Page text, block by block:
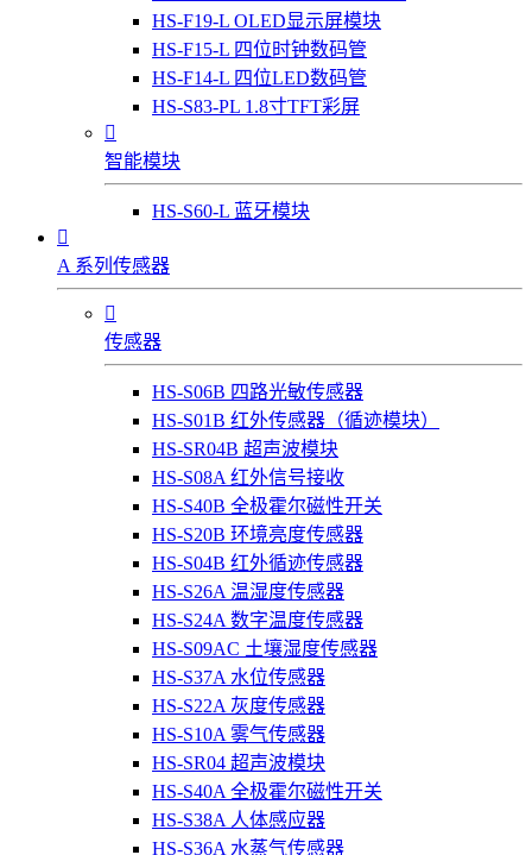
HS-F19-L OLED显示屏模块
HS-F15-L 四位时钟数码管
HS-F14-L 四位LED数码管
HS-S83-PL 1.8寸TFT彩屏

智能模块
HS-S60-L 蓝牙模块

A 系列传感器

传感器
HS-S06B 四路光敏传感器
HS-S01B 红外传感器（循迹模块）
HS-SR04B 超声波模块
HS-S08A 红外信号接收
HS-S40B 全极霍尔磁性开关
HS-S20B 环境亮度传感器
HS-S04B 红外循迹传感器
HS-S26A 温湿度传感器
HS-S24A 数字温度传感器
HS-S09AC 土壤湿度传感器
HS-S37A 水位传感器
HS-S22A 灰度传感器
HS-S10A 雾气传感器
HS-SR04 超声波模块
HS-S40A 全极霍尔磁性开关
HS-S38A 人体感应器
HS-S36A 水蒸气传感器